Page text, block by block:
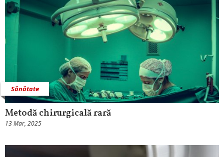
Sănătate
Metodă chirurgicală rară
13 Mar, 2025